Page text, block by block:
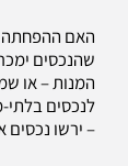
האם ההפחתה
שהנכסים
לנכסים
– ירשו